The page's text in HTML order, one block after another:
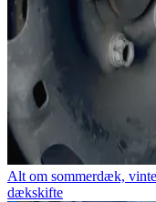
Alt om sommerdæk,
dækskifte